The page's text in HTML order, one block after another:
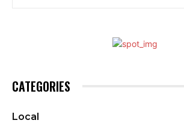
CATEGORIES
Local